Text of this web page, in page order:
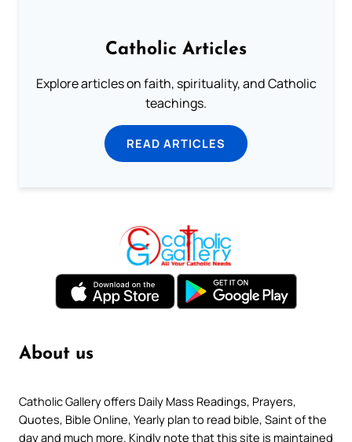
Catholic Articles
Explore articles on faith, spirituality, and Catholic
teachings.
READ ARTICLES
About us
Catholic Gallery offers Daily Mass Readings, Prayers,
Quotes, Bible Online, Yearly plan to read bible, Saint of the
day and much more. Kindly note that this site is maintained